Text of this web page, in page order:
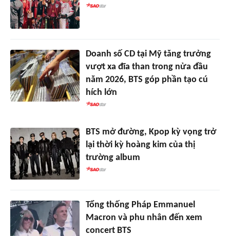
Doanh số CD tại Mỹ tăng trưởng
vượt xa đĩa than trong nửa đầu
năm 2026, BTS góp phần tạo cú
hích lớn
BTS mở đường, Kpop kỳ vọng trở
lại thời kỳ hoàng kim của thị
trường album
Tổng thống Pháp Emmanuel
Macron và phu nhân đến xem
concert BTS